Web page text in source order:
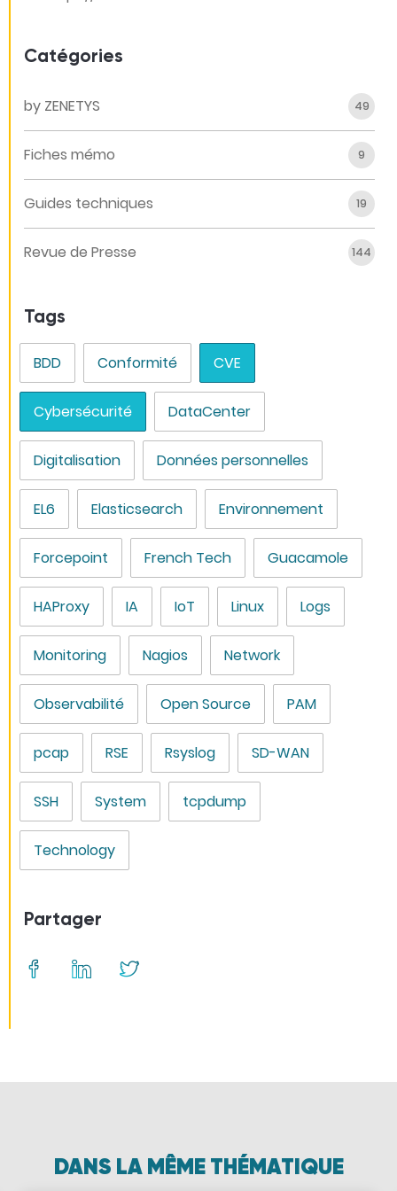
Catégories
by ZENETYS 49
Fiches mémo 9
Guides techniques 19
Revue de Presse 144
Tags
BDD Conformité CVE
Cybersécurité DataCenter
Digitalisation Données personnelles
EL6 Elasticsearch Environnement
Forcepoint French Tech Guacamole
HAProxy IA IoT Linux Logs
Monitoring Nagios Network
Observabilité Open Source PAM
pcap RSE Rsyslog SD-WAN
SSH System tcpdump
Technology
Partager
DANS LA MÊME THÉMATIQUE